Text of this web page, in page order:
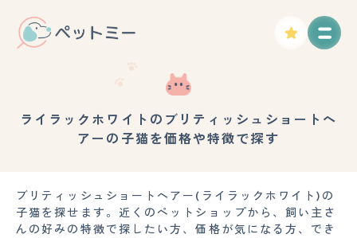
ライラックホワイトのブリティッシュショートヘ
アーの子猫を価格や特徴で探す
ブリティッシュショートヘアー(ライラックホワイト)の
子猫を探せます。近くのペットショップから、飼い主さ
んの好みの特徴で探したい方、価格が気になる方、でき